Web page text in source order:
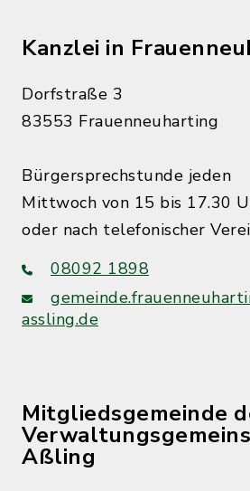
Kanzlei in
Dorfstraße 3
83553 Frauenneuharting
Bürgersprechstunde jeden
Mittwoch von 15 bis 17.30
oder nach telefonischer
08092 1898
assling.de
Mitgliedsgemeinde
Aßling